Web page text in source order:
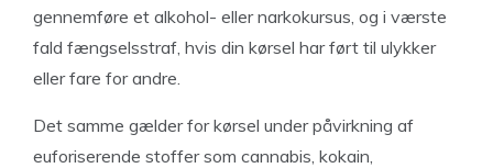
gennemføre et alkohol- eller narkokursus, og i værste
fald fængselsstraf, hvis din kørsel har ført til ulykker
eller fare for andre.
Det samme gælder for kørsel under påvirkning af
euforiserende stoffer som cannabis, kokain,